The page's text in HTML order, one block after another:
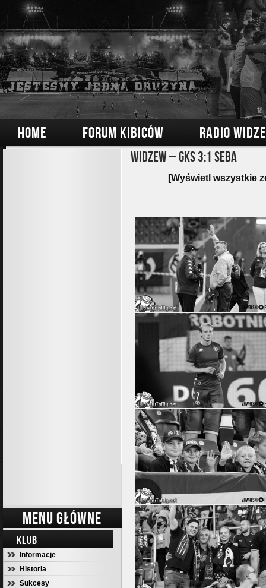
HOME FORUM KIBICÓW RADIO
MENU GŁÓWNE
KLUB
Informacje
Historia
Sukcesy
Widzew – GKS 3:1 Seba
[Wyświetl wszystkie